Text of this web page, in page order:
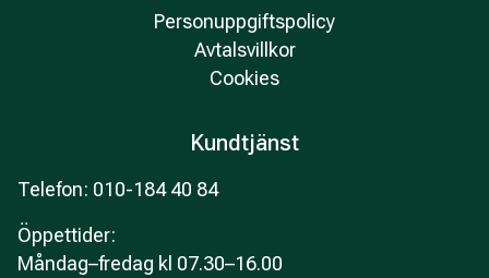
Personuppgiftspolicy
Avtalsvillkor
Cookies
Kundtjänst
Telefon: 010-184 40 84
Öppettider:
Måndag–fredag kl 07.30–16.00